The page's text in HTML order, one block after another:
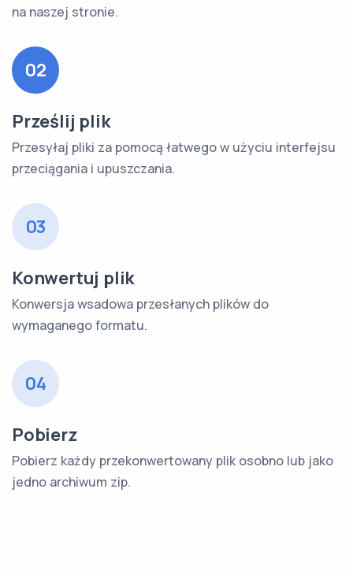
na naszej stronie.
02
Prześlij plik
Przesyłaj pliki za pomocą łatwego w użyciu interfejsu
przeciągania i upuszczania.
03
Konwertuj plik
Konwersja wsadowa przesłanych plików do
wymaganego formatu.
04
Pobierz
Pobierz każdy przekonwertowany plik osobno lub jako
jedno archiwum zip.